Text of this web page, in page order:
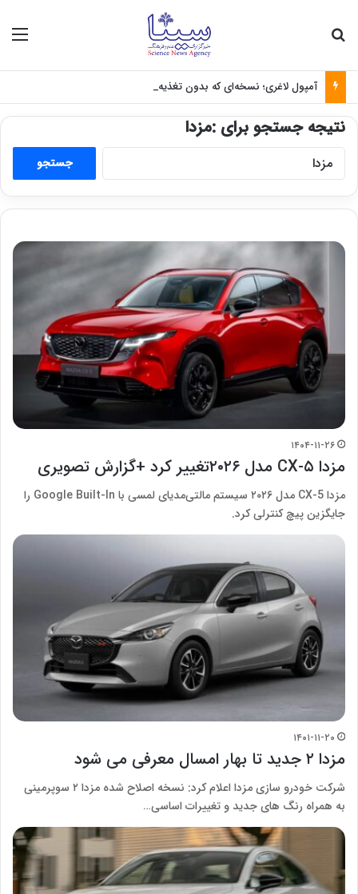
آمپول لاغری؛ نسخه‌ای که بدون تغذیه خطرناک می‌شود
نتیجه جستجو برای :مزدا
جستجو
۱۴۰۴-۱۱-۲۶
مزدا CX-۵ مدل ۲۰۲۶تغییر کرد +گزارش تصویری
مزدا CX-5 مدل ۲۰۲۶ سیستم مالتی‌مدیای لمسی با Google Built-In را
جایگزین پیچ کنترلی کرد.
۱۴۰۱-۱۱-۲۰
مزدا ۲ جدید تا بهار امسال معرفی می شود
شرکت خودرو سازی مزدا اعلام کرد: نسخه اصلاح شده مزدا ۲ سوپرمینی
به همراه رنگ‌ های جدید و تغییرات اساسی…